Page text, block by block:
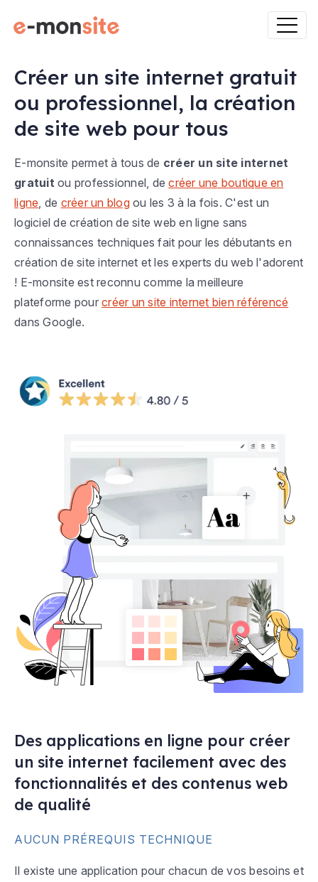
Créer un site internet gratuit
ou professionnel, la création
de site web pour tous
E-monsite permet à tous de créer un site internet
gratuit ou professionnel, decréer une boutique en
ligne , de créer un blogou les 3 à la fois. C'est un
logiciel de création de site web en ligne sans
connaissances techniques fait pour les débutants en
création de site internet et les experts du web l'adorent
! E-monsite est reconnu comme la meilleure
plateforme pour créer un site internet bien référencé
dans Google.
Des applications en ligne pour créer
un site internet facilement avec des
fonctionnalités et des contenus web
de qualité
AUCUN PRÉREQUIS TECHNIQUE
Il existe une application pour chacun de vos besoins et